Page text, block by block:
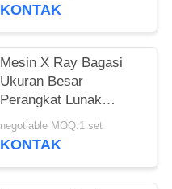
KONTAK
Mesin X Ray Bagasi
Ukuran Besar
Perangkat Lunak
Cerdas Untuk Tempat
Lalu Lintas Berat di
negotiable MOQ:1 set
KONTAK